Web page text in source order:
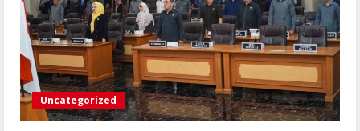
Uncategorized